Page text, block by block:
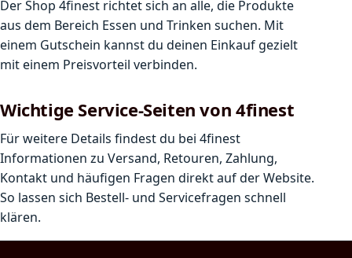
Der Shop 4finest richtet sich an alle, die Produkte
aus dem Bereich Essen und Trinken suchen. Mit
einem Gutschein kannst du deinen Einkauf gezielt
mit einem Preisvorteil verbinden.
Wichtige Service-Seiten von 4finest
Für weitere Details findest du bei 4finest
Informationen zu Versand, Retouren, Zahlung,
Kontakt und häufigen Fragen direkt auf der Website.
So lassen sich Bestell- und Servicefragen schnell
klären.